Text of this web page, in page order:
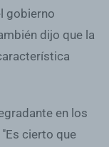
gobierno
dijo que la
en los
cierto que